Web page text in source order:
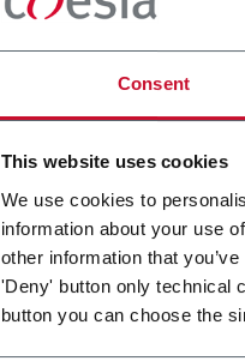
Consent
This website uses cookies
We use cookies to
information about your use
other information that
'Deny' button only technical
button you can choose the
New collaborative
palletizer with unmatched
layer.
Scopri di più